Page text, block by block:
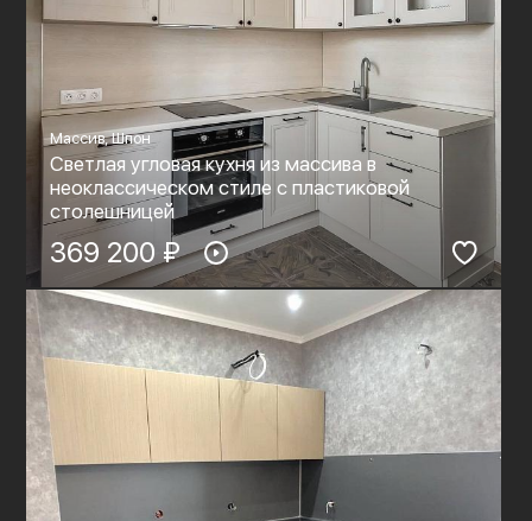
Массив, Шпон
Светлая угловая кухня из массива в
неоклассическом стиле с пластиковой
столешницей
369 200 ₽